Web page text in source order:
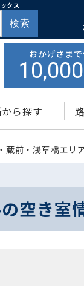
クス
検索
おかげさま
10,000
ら探す
蔵前・浅草橋エリ
空き室